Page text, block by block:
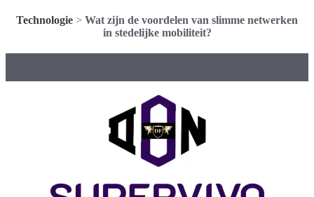
Technologie > Wat zijn de voordelen van slimme netwerken
in stedelijke mobiliteit?